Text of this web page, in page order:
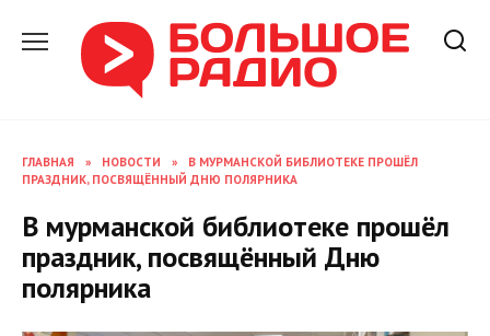
содержанию
ГЛАВНАЯ » НОВОСТИ »
В МУРМАНСКОЙ БИБЛИОТЕКЕ ПРОШЁЛ
ПРАЗДНИК, ПОСВЯЩЁННЫЙ ДНЮ ПОЛЯРНИКА
В мурманской библиотеке прошёл
праздник, посвящённый Дню
полярника